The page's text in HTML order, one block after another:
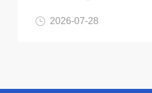
在线水质仪表为核心优势
点位：原水混凝、pH调节
2026-07-28